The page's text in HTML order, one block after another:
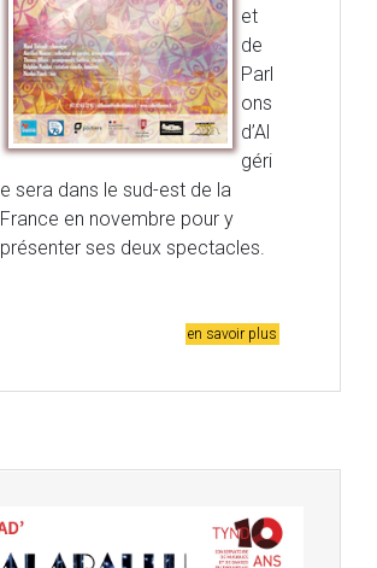
et
de
Parl
ons
d’Al
géri
e sera dans le sud-est de la
France en novembre pour y
présenter ses deux spectacles.
en savoir plus